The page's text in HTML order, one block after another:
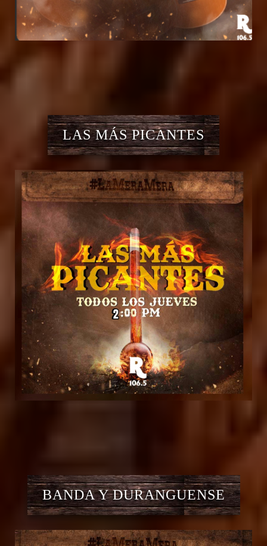
LAS MÁS PICANTES
BANDA Y DURANGUENSE